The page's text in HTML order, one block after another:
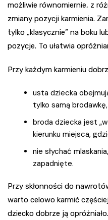
możliwie równomiernie, z
zmiany pozycji karmienia.
tylko „klasycznie” na boku
pozycje. To ułatwia
Przy każdym karmieniu
usta dziecka
tylko samą brodawkę,
broda dziecka jest
kierunku miejsca,
nie słychać
zapadnięte.
Przy skłonności do
warto celowo karmić
dziecko dobrze ją